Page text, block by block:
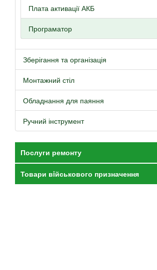
Плата активації АКБ
Програматор
Зберігання та організація
Монтажний стіл
Обладнання для паяння
Ручний інструмент
Послуги ремонту
Товари вiйськового призначення